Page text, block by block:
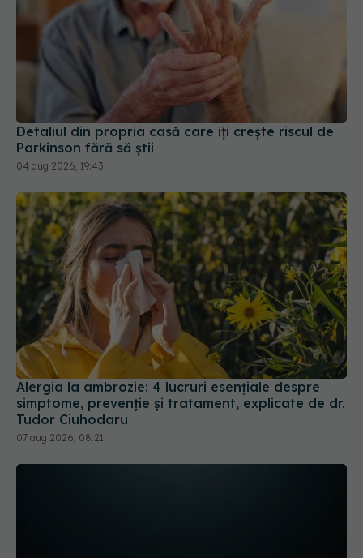
Detaliul din propria casă care îți crește riscul de
Parkinson fără să știi
04 aug 2026, 19:43
Alergia la ambrozie: 4 lucruri esențiale despre
simptome, prevenție și tratament, explicate de dr.
Tudor Ciuhodaru
07 aug 2026, 08:21